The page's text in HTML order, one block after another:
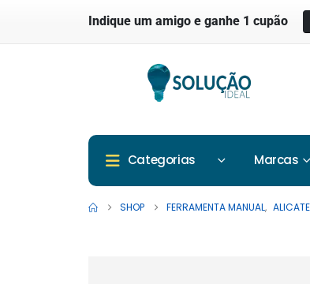
Indique um amigo e ganhe 1 cupão
Categorias Marcas
SHOP FERRAMENTA MANUAL,